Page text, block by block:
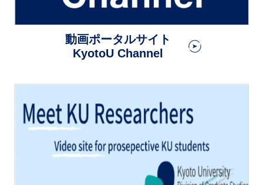
動画ポータルサイト
KyotoU Channel